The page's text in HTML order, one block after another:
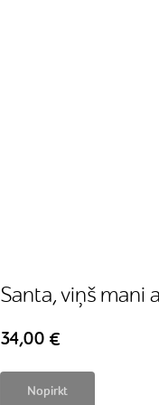
Santa, viņš mani
34,00 €
Nopirkt